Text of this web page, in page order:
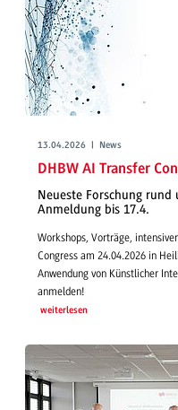
13.04.2026 | News
DHBW AI Transfer
Neueste Forschung
Anmeldung bis 17.4.
Workshops, Vorträge,
Congress am 24.04.2026 in
Anwendung von Künstlicher
anmelden!
weiterlesen